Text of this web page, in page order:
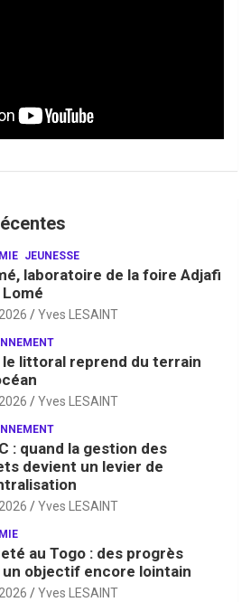
JEUNESSE
laboratoire de la foire Adjafi
Yves LESAINT
le littoral reprend du terrain
Yves LESAINT
: quand la gestion des
devient un levier de
Yves LESAINT
au Togo : des progrès
un objectif encore lointain
Yves LESAINT